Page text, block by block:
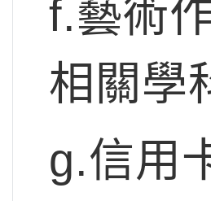
f.藝術
相關學
g.信用